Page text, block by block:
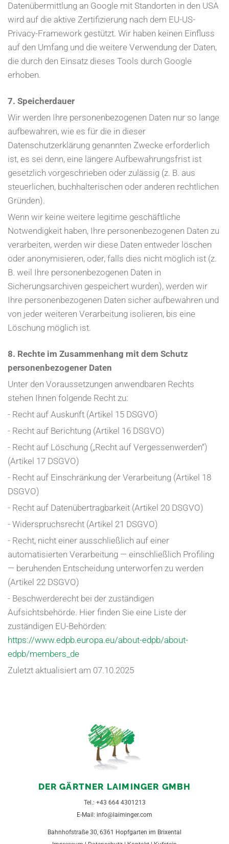
Datenübermittlung an Google mit Standorten in den USA
wird auf die aktive Zertifizierung nach dem EU-US-
Privacy-Framework gestützt. Wir haben keinen Einfluss
auf den Umfang und die weitere Verwendung der Daten,
die durch den Einsatz dieses Tools durch Google
erhoben.
7. Speicherdauer
Wir werden Ihre personenbezogenen Daten nur so lange
aufbewahren, wie es für die in dieser
Datenschutzerklärung genannten Zwecke erforderlich
ist, es sei denn, eine längere Aufbewahrungsfrist ist
gesetzlich vorgeschrieben oder zulässig (z. B. aus
steuerlichen, buchhalterischen oder anderen rechtlichen
Gründen).
Wenn wir keine weitere legitime geschäftliche
Notwendigkeit haben, Ihre personenbezogenen Daten zu
verarbeiten, werden wir diese Daten entweder löschen
oder anonymisieren, oder, falls dies nicht möglich ist (z.
B. weil Ihre personenbezogenen Daten in
Sicherungsarchiven gespeichert wurden), werden wir
Ihre personenbezogenen Daten sicher aufbewahren und
von jeder weiteren Verarbeitung isolieren, bis eine
Löschung möglich ist.
8. Rechte im Zusammenhang mit dem Schutz
personenbezogener Daten
Unter den Voraussetzungen anwendbaren Rechts
stehen Ihnen folgende Recht zu:
- Recht auf Auskunft (Artikel 15 DSGVO)
- Recht auf Berichtung (Artikel 16 DSGVO)
- Recht auf Löschung („Recht auf Vergessenwerden“)
(Artikel 17 DSGVO)
- Recht auf Einschränkung der Verarbeitung (Artikel 18
DSGVO)
- Recht auf Datenübertragbarkeit (Artikel 20 DSGVO)
- Widerspruchsrecht (Artikel 21 DSGVO)
- Recht, nicht einer ausschließlich auf einer
automatisierten Verarbeitung — einschließlich Profiling
— beruhenden Entscheidung unterworfen zu werden
(Artikel 22 DSGVO)
- Beschwerderecht bei der zuständigen
Aufsichtsbehörde. Hier finden Sie eine Liste der
zuständigen EU-Behörden:
https://www.edpb.europa.eu/about-edpb/about-
edpb/members_de
Zuletzt aktualisiert am 07.10.2025
DER GÄRTNER LAIMINGER GMBH
Tel.: +43 664 4301213
E-Mail: info@laiminger.com
Bahnhofstraße 30, 6361 Hopfgarten im Brixental